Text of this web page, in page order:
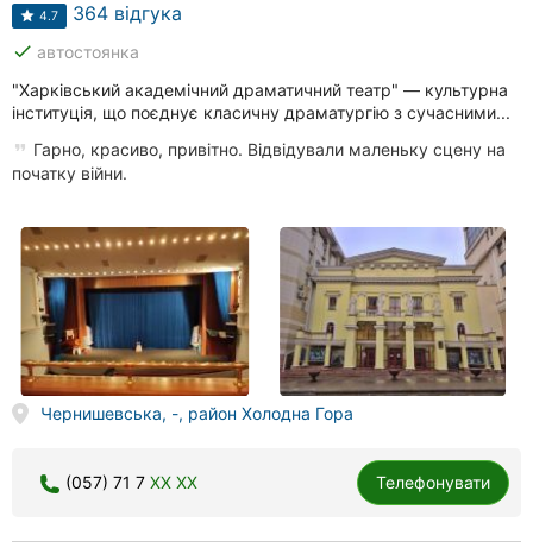
4.7 364 відгука
done автостоянка
"Харківський академічний драматичний театр" — культурна
інституція, що поєднує класичну драматургію з сучасними...
Гарно, красиво, привітно. Відвідували маленьку сцену на
початку війни.
Чернишевська, -, район Холодна Гора
(057) 71 7 XX XX Телефонувати